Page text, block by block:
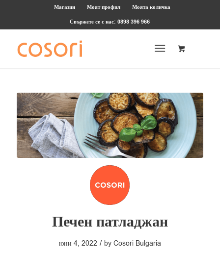
Магазин Моят профил
Моята количка
Свържете се с нас: 0898 396 966
Печен патладжан
юни 4, 2022 / by Cosori Bulgaria